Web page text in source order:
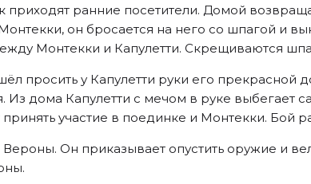
приходят ранние посетители. Домой
он бросается на него со шпагой и
Монтекки и Капулетти. Скрещиваются
просить у Капулетти руки его прекрасной
дома Капулетти с мечом в руке выбегает
участие в поединке и Монтекки. Бой
Он приказывает опустить оружие и